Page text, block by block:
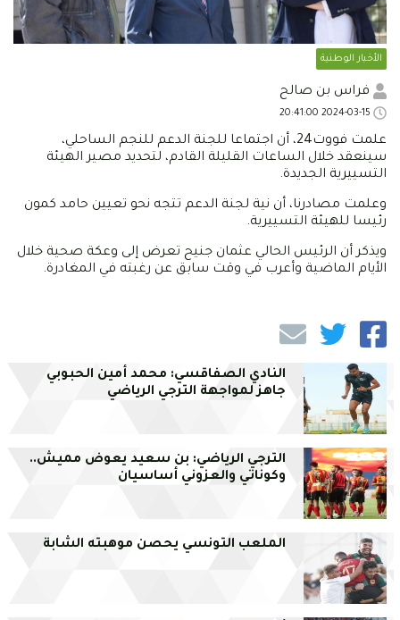
الأخبار الوطنية
فراس بن صالح
علمت فووت24، أن اجتماعا للجنة الدعم للنجم الساحلي،
سينعقد خلال الساعات القليلة القادم، لتحديد مصير الهيئة
التسييرية الجديدة.
وعلمت مصادرنا، أن نية لجنة الدعم تتجه نحو تعيين حامد كمون
رئيسا للهيئة التسييرية.
ويذكر أن الرئيس الحالي عثمان جنيح تعرض إلى وعكة صحية خلال
الأيام الماضية وأعرب في وقت سابق عن رغبته في المغادرة.
النادي الصفاقسي: محمد أمين الحبوبي
جاهز لمواجهة الترجي الرياضي
الترجي الرياضي: بن سعيد يعوض مميش..
وكوناتي والعزوني أساسيان
الملعب التونسي يحصن موهبته الشابة